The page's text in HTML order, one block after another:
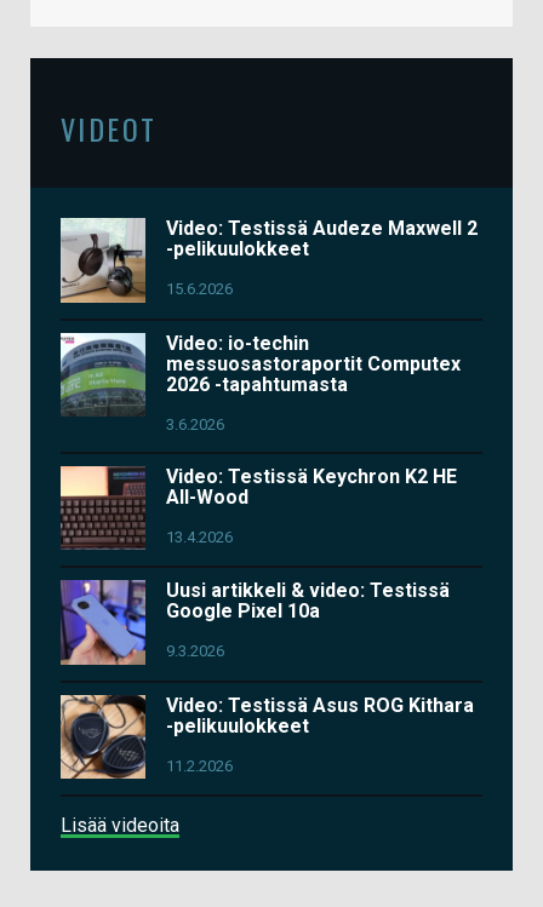
VIDEOT
Video: Testissä Audeze Maxwell 2
-pelikuulokkeet
15.6.2026
Video: io-techin
messuosastoraportit Computex
2026 -tapahtumasta
3.6.2026
Video: Testissä Keychron K2 HE
All-Wood
13.4.2026
Uusi artikkeli & video: Testissä
Google Pixel 10a
9.3.2026
Video: Testissä Asus ROG Kithara
-pelikuulokkeet
11.2.2026
Lisää videoita